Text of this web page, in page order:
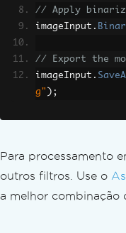
// Apply
imageInput .
// Export the
imageInput .
g" );
Para processamento
outros filtros. Use o
a melhor combinação